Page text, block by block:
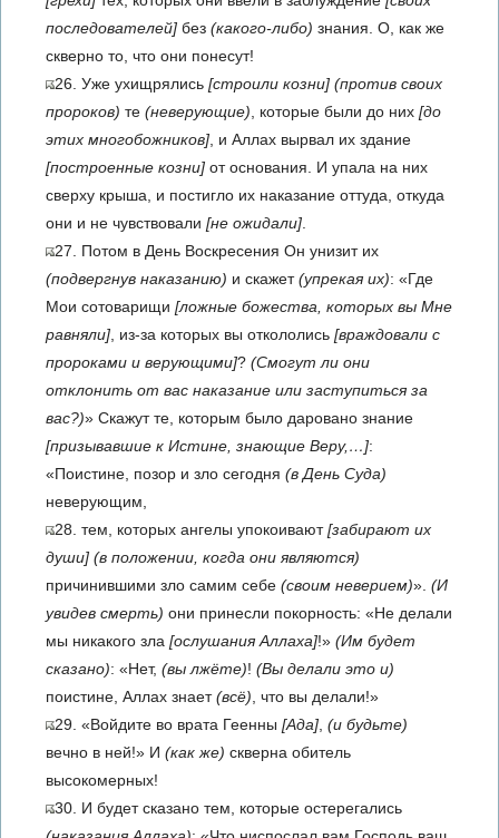
последователей] без (какого-либо) знания. О, как же
скверно то, что они понесут!
26. Уже ухищрялись [строили козни] (против своих
пророков) те (неверующие) , которые были до них [до
этих многобожников] , и Аллах вырвал их здание
[построенные козни] от основания. И упала на них
сверху крыша, и по­стигло их наказание оттуда, откуда
они и не чувствовали [не ожидали]
27. Потом в День Воскресения Он унизит их
(подвергнув наказанию) и скажет(упрекая их): «Где
Мои сотоварищи [ложные божества, которых вы Мне
равняли] , из-за которых вы откололись [враждовали с
пророками и верующими]? (Смогут ли они
отклонить от вас наказание или заступиться за
вас?)» Скажут те, которым было даровано знание
[призывавшие к Истине, знающие Веру,…]:
«Поистине, позор и зло сегодня (в День Суда)
неверующим,
28. тем, которых ангелы упокоивают[забирают их
души] (в положении, когда они являются)
причинившими зло самим себе (своим неверием)». (И
увидев смерть) они принесли покорность: «Не делали
мы никакого зла [ослушания Аллаха]!» (Им будет
сказано): «Нет, (вы лжёте)! (Вы делали это и)
поистине, Аллах знает(всё) , что вы делали!»
29. «Войдите во врата Геенны [Ада] (и будьте)
вечно в ней!» И (как же) скверна обитель
высокомерных!
30. И будет сказано тем, которые остерегались